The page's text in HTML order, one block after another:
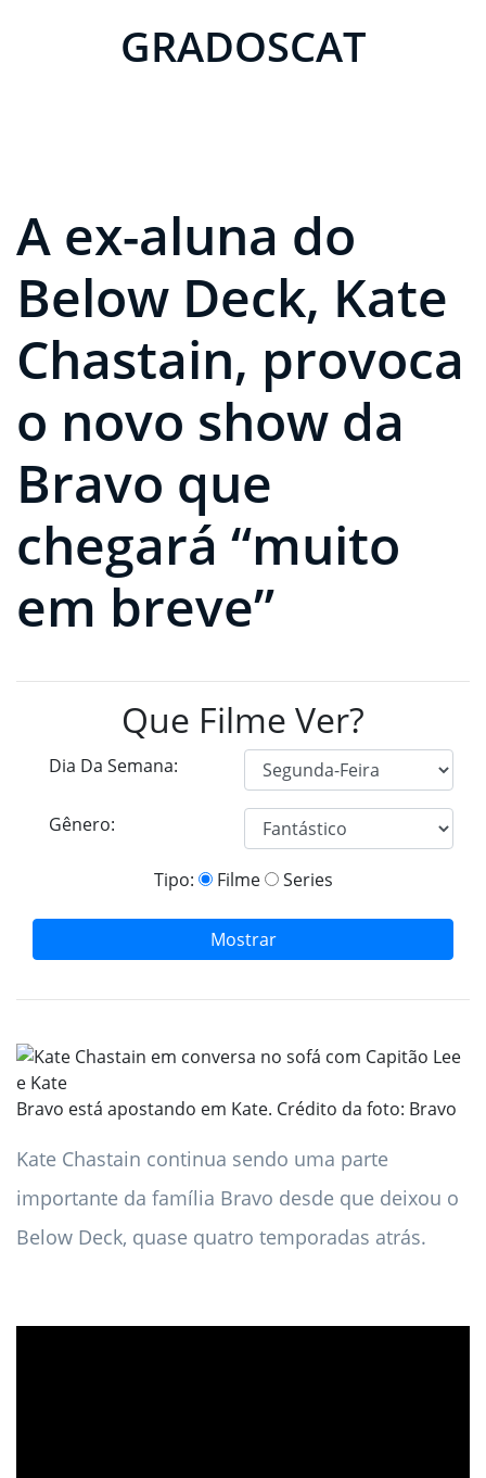
GRADOSCAT
A ex-aluna do
Below Deck, Kate
Chastain, provoca
o novo show da
Bravo que
chegará “muito
em breve”
Que Filme Ver?
Dia Da Semana:
Gênero:
Tipo: Filme Series
Mostrar
Bravo está apostando em Kate. Crédito da foto: Bravo
Kate Chastain continua sendo uma parte
importante da família Bravo desde que deixou o
Below Deck, quase quatro temporadas atrás.